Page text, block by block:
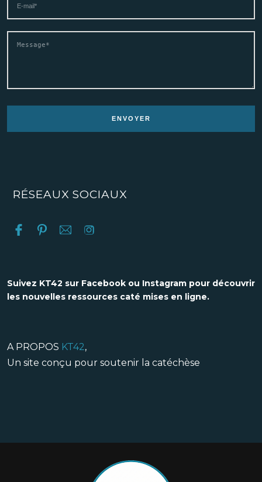
RÉSEAUX SOCIAUX
Suivez KT42 sur Facebook ou Instagram pour découvrir
les nouvelles ressources caté mises en ligne.
A PROPOS KT42,
Un site conçu pour soutenir la catéchèse